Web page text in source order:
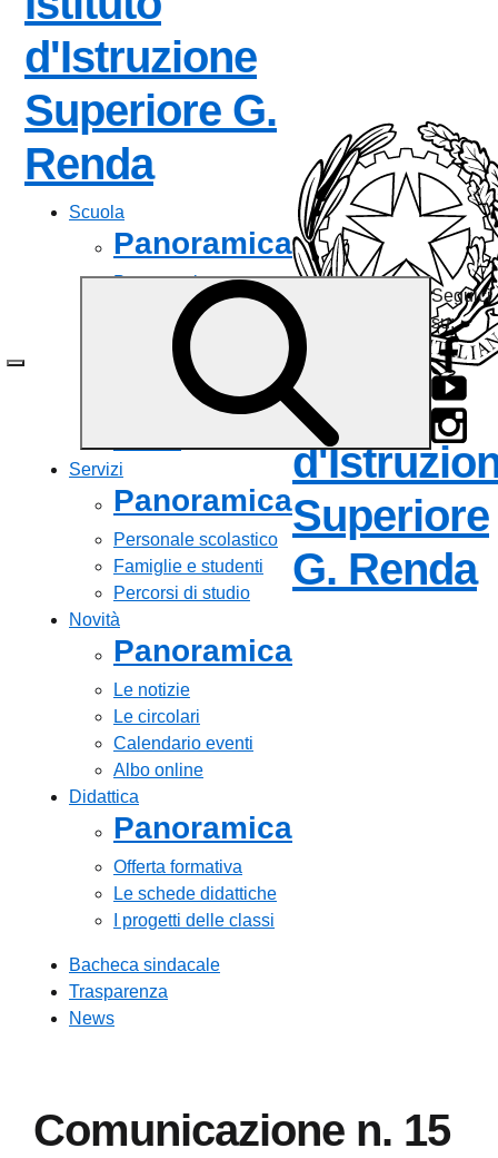
d'Istruzione
Superiore G.
Renda— Visita la
Scuola
Panoramica
Presentazione
Le persone
I numeri della scuola
Le carte della scuola
Organizzazione
Servizi
Panoramica
Personale scolastico
Famiglie e studenti
Percorsi di studio
Novità
Panoramica
Le notizie
Le circolari
Calendario eventi
Albo online
Didattica
Panoramica
Offerta formativa
Le schede didattiche
I progetti delle classi
Bacheca sindacale
Trasparenza
News
Istituto
Superiore
G. Renda
Seguici
su:
Comunicazione n. 15